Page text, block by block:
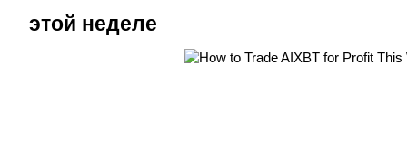
этой неделе